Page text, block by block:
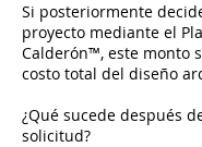
Si posteriormente
proyecto mediante el
Calderón™, este monto
costo total del diseño
¿Qué sucede después
solicitud?